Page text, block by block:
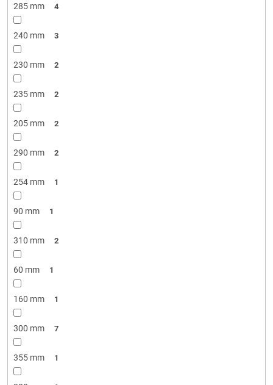
285 mm 4
240 mm 3
230 mm 2
235 mm 2
205 mm 2
290 mm 2
254 mm 1
90 mm 1
310 mm 2
60 mm 1
160 mm 1
300 mm 7
355 mm 1